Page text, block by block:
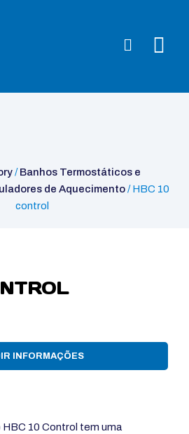
/Banhos Termostáticos e
de Aquecimento/ HBC 10
control
INFORMAÇÕES
HBC 10 Control tem uma